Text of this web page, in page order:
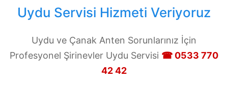
Uydu Servisi Hizmeti Veriyoruz
Uydu ve Çanak Anten Sorunlarınız İçin
Profesyonel Şirinevler Uydu Servisi ☎ 0533 770
42 42